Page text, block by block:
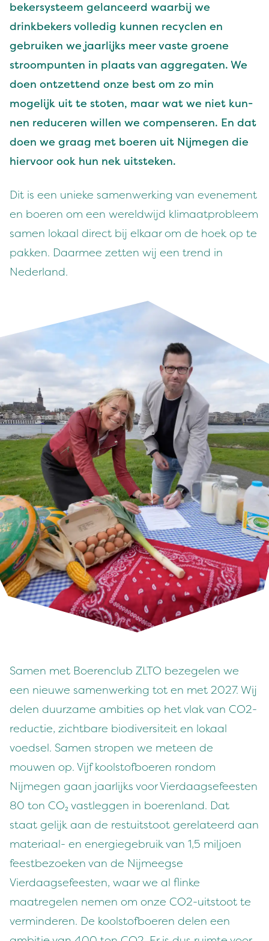
bek­er­sys­teem gelanceerd waar­bij we
drinkbek­ers volledig kun­nen recy­clen en
gebruiken we jaar­lijks meer vaste groene
stroom­pun­ten in plaats van aggre­gat­en. We
doen ontzettend onze best om zo min
mogelijk uit te stoten, maar wat we niet kun­
nen reduc­eren willen we com­penseren. En dat
doen we graag met boeren uit Nijmegen die
hier­voor ook hun nek uitsteken.
Dit is een unieke samen­werk­ing van even­e­ment
en boeren om een wereld­wi­jd kli­maat­prob­leem
samen lokaal direct bij elka­ar om de hoek op te
pakken. Daarmee zetten wij een trend in
Nederland.
Samen met Boerenclub ZLTO bezegelen we
een nieuwe samenwerking tot en met 2027. Wij
delen duurzame ambities op het vlak van CO2-
reductie, zichtbare biodiversiteit en lokaal
voedsel. Samen stropen we meteen de
mouwen op. Vijf koolstofboeren rondom
Nijmegen gaan jaarlijks voor Vierdaagsefeesten
80 ton CO₂ vastleggen in boerenland. Dat
staat gelijk aan de restuitstoot gerelateerd aan
materiaal- en energiegebruik van 1,5 miljoen
feestbezoeken van de Nijmeegse
Vierdaagsefeesten, waar we al flinke
maatregelen nemen om onze CO2-uitstoot te
verminderen. De koolstofboeren delen een